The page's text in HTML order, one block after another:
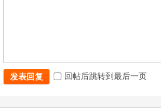
发表回复 回帖后跳转到最后一页